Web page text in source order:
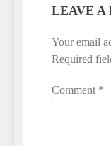
LEAVE A
Your email
Required
Comment *